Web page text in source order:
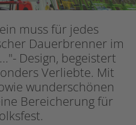
muss für jedes
Dauerbrenner im
Design, begeistert
Verliebte. Mit
wunderschönen
Bereicherung für